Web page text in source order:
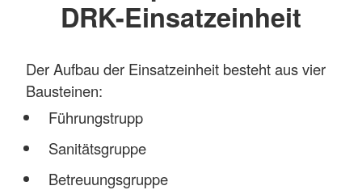
DRK-Einsatzeinheit
Der Aufbau der Einsatzeinheit besteht aus vier
Bausteinen:
Führungstrupp
Sanitätsgruppe
Betreuungsgruppe